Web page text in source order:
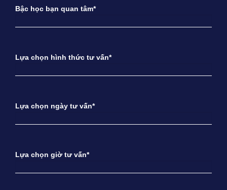
Bậc học bạn quan tâm*
Lựa chọn hình thức tư vấn*
Lựa chọn ngày tư vấn*
Lựa chọn giờ tư vấn*